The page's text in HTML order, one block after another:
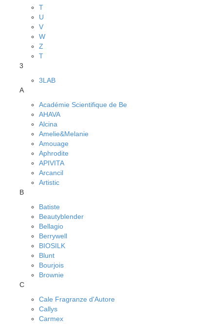
T
U
V
W
Z
Т
3
3LAB
A
Académie Scientifique de Be
AHAVA
Alcina
Amelie&Melanie
Amouage
Aphrodite
APIVITA
Arcancil
Artistic
B
Batiste
Beautyblender
Bellagio
Berrywell
BIOSILK
Blunt
Bourjois
Brownie
C
Cale Fragranze d'Autore
Callys
Carmex